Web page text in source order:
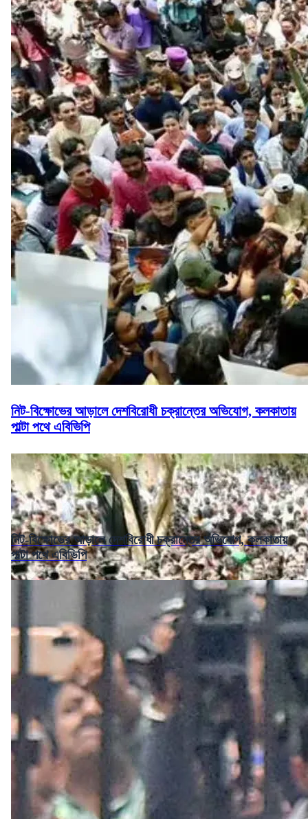
নিট-বিক্ষোভের আড়ালে দেশবিরোধী চক্রান্তের অভিযোগ, কলকাতায়
পাল্টা পথে এবিভিপি
নিট-বিক্ষোভের আড়ালে দেশবিরোধী চক্রান্তের অভিযোগ, কলকাতায়
পাল্টা পথে এবিভিপি